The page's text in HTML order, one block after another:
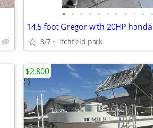
• • • • • • • • • • •
14.5 foot Gregor with 20HP honda
8/7 Litchfield park
$2,800